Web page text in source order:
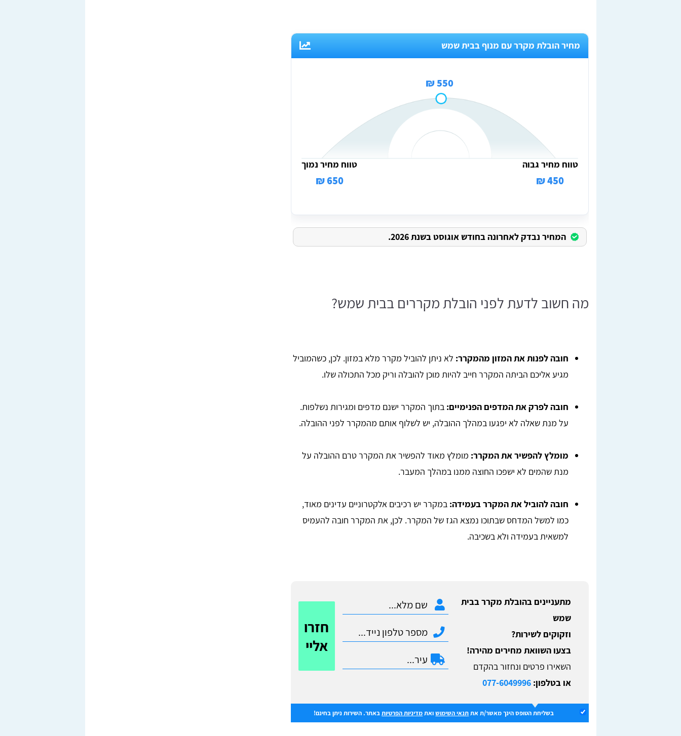
מחיר הובלת מקרר עם מנוף בבית שמש
550 ₪
טווח מחיר גבוה
450 ₪
טווח מחיר נמוך
650 ₪
המחיר נבדק לאחרונה בחודש אוגוסט בשנת 2026.
מה חשוב לדעת לפני הובלת מקררים בבית שמש?
חובה לפנות את המזון מהמקרר: לא ניתן להוביל מקרר מלא במזון. לכן, כשהמוביל
מגיע אליכם הביתה המקרר חייב להיות מוכן להובלה וריק מכל התכולה שלו.
חובה לפרק את המדפים הפנימיים: בתוך המקרר ישנם מדפים ומגירות נשלפות.
על מנת שאלה לא יפגעו במהלך ההובלה, יש לשלוף אותם מהמקרר לפני ההובלה.
מומלץ להפשיר את המקרר: מומלץ מאוד להפשיר את המקרר טרם ההובלה על
מנת שהמים לא ישפכו החוצה ממנו במהלך המעבר.
חובה להוביל את המקרר בעמידה: במקרר יש רכיבים אלקטרוניים עדינים מאוד,
כמו למשל המדחס שבתוכו נמצא הגז של המקרר. לכן, את המקרר חובה להעמיס
למשאית בעמידה ולא בשכיבה.
מתעניינים בהובלת מקרר בבית
שמש
וזקוקים לשירות?
בצעו השוואת מחירים מהירה!
השאירו פרטים ונחזור בהקדם
או בטלפון:077-6049996
חזרו
אליי
בשליחת הטופס הינך מאשר/ת אתתנאי השימושואתמדיניות הפרטיותבאתר. השירות ניתן בחינם!